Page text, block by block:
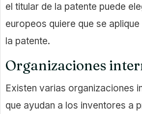
el titular de la patente puede
europeos quiere que se
la patente.
Organizaciones
Existen varias organizaciones
que ayudan a los inventores a